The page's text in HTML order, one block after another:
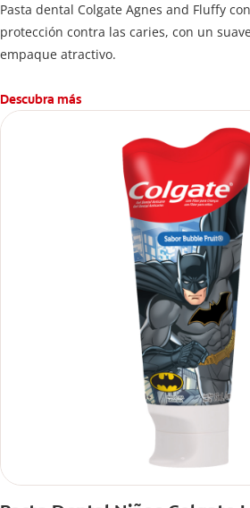
Pasta dental Colgate Agnes and Fluffy
protección contra las caries, con un
empaque atractivo.
Descubra más